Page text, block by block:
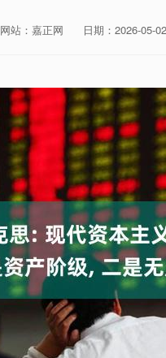
网站：嘉正网 日期：2026-05-